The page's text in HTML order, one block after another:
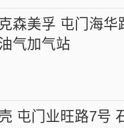
森美孚 屯门海华
气加气站
屯门业旺路7号